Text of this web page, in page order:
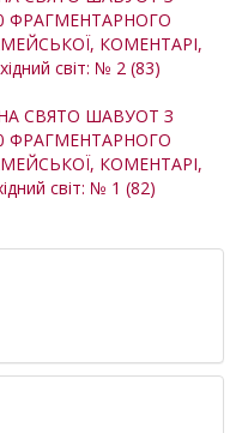
ФРАГМЕНТАРНОГО
КОМЕНТАРІ,
світ: № 2 (83)
СВЯТО ШАВУОТ З
ФРАГМЕНТАРНОГО
КОМЕНТАРІ,
світ: № 1 (82)